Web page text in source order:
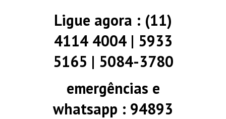
Ligue agora : (11)
4114 4004 | 5933
5165 | 5084-3780
emergências e
whatsapp : 94893